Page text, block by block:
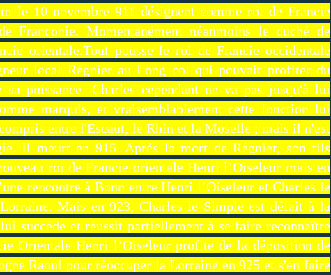
le 10 novembre 911 désignent comme roi de Francie
Franconie. Momentanément néanmoins le duché de
orientale.Tout pousse le roi de Francie occidentale
local Régnier au Long col qui pouvait profiter du
puissance. Charles cependant ne va pas jusqu'à lui
marquis, et vraisemblablement cette fonction lui
entre l'Escaut, le Rhin et la Moselle ; mais il n'est
Il meurt en 915. Après la mort de Régnier, son fils
roi de Francie orientale Henri l’Oiseleur mais en
rencontre à Bonn entre Henri l’Oiseleur et Charles le
Mais en 923, Charles le Simple est défait à la
succède et réussit partiellement à se faire reconnaître
Orientale Henri l’Oiseleur profite de la déposition de
Raoul pour réoccuper la Lorraine en 925 et s'en faire